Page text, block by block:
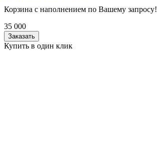
Корзина с наполнением по Вашему запросу!
35 000
Заказать
Купить в один клик